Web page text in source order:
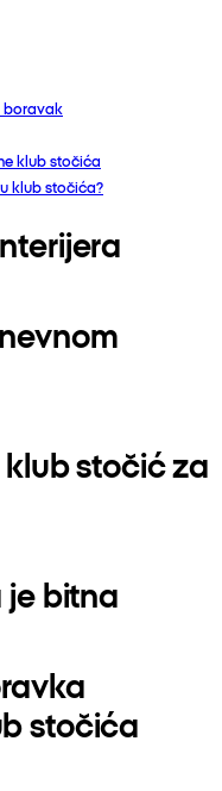
boravak
klub stočića
klub stočića?
stočić za
bitna
stočića